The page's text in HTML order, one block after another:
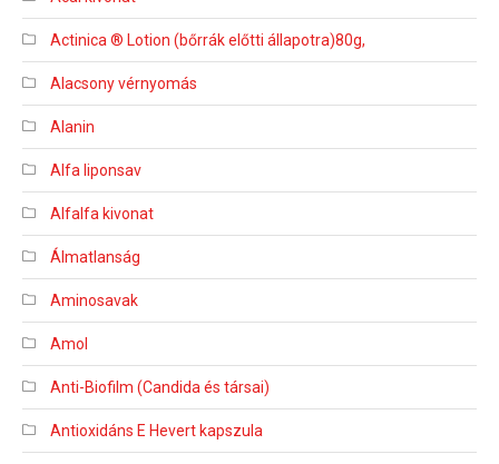
Actinica ® Lotion (bőrrák előtti állapotra)80g,
Alacsony vérnyomás
Alanin
Alfa liponsav
Alfalfa kivonat
Álmatlanság
Aminosavak
Amol
Anti-Biofilm (Candida és társai)
Antioxidáns E Hevert kapszula